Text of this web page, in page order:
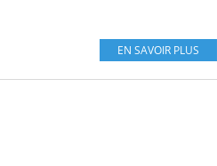
EN SAVOIR PLUS